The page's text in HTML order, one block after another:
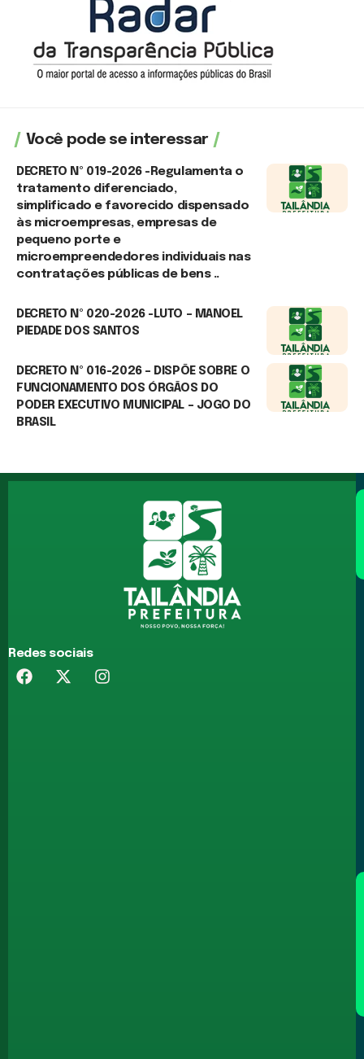
Você pode se interessar
DECRETO Nº 019-2026 -Regulamenta o
tratamento diferenciado,
simplificado e favorecido dispensado
às microempresas, empresas de
pequeno porte e
microempreendedores individuais nas
contratações públicas de bens ..
DECRETO Nº 020-2026 -LUTO – MANOEL
PIEDADE DOS SANTOS
DECRETO Nº 016-2026 – DISPÕE SOBRE O
FUNCIONAMENTO DOS ÓRGÃOS DO
PODER EXECUTIVO MUNICIPAL – JOGO DO
BRASIL
Redes sociais